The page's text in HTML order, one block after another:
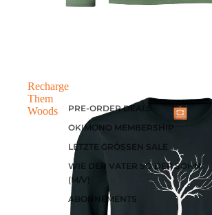
PRE-ORDER DEALS
OKIMONO MEMBERSHIP
LETZTE GRÖSSEN SALE
WIE DER VATER SO DER SOHN
(M/V)
ABONNEMENTS
Recharge
Them
Woods